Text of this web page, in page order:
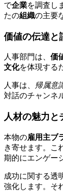
で企業を調査し
たの組織の主要
価値の伝達と
人事部門は、 価
文化を体現する
人事は、 帰属意
対話のチャンネ
人材の魅力と
本物の雇用主ブ
き寄せます。こ
期的にエンゲー
成功に関する透
強化します。そ